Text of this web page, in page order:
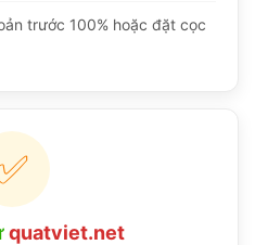
trước 100% hoặc đặt cọc
quatviet.net